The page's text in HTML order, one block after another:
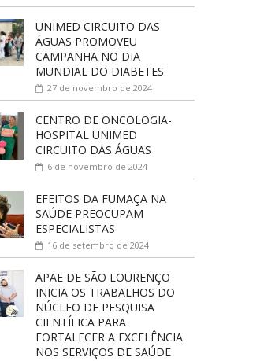
UNIMED CIRCUITO DAS
ÁGUAS PROMOVEU
CAMPANHA NO DIA
MUNDIAL DO DIABETES
27 de novembro de 2024
CENTRO DE ONCOLOGIA-
HOSPITAL UNIMED
CIRCUITO DAS ÁGUAS
6 de novembro de 2024
EFEITOS DA FUMAÇA NA
SAÚDE PREOCUPAM
ESPECIALISTAS
16 de setembro de 2024
APAE DE SÃO LOURENÇO
INICIA OS TRABALHOS DO
NÚCLEO DE PESQUISA
CIENTÍFICA PARA
FORTALECER A EXCELÊNCIA
NOS SERVIÇOS DE SAÚDE